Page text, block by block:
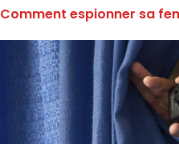
Comment espionner sa